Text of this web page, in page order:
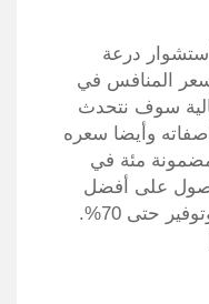
درعة
المنافس في
سوف نتحدث
وأيضا سعره
مئة في
على أفضل
استشوار من درعه بأقل سعر وتوفير حتى 70%.